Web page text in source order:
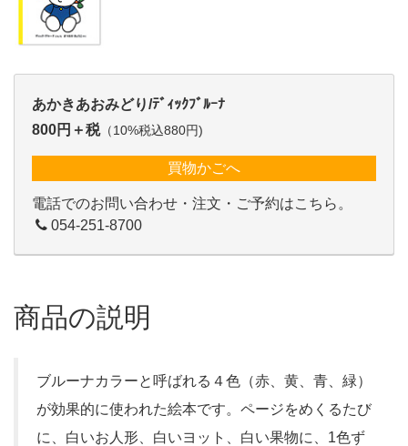
あかきあおみどり/ﾃﾞｨｯｸﾌﾞﾙｰﾅ
800円＋税（10%税込880円)
買物かごへ
電話でのお問い合わせ・注文・ご予約はこちら。
054-251-8700
商品の説明
ブルーナカラーと呼ばれる４色（赤、黄、青、緑）
が効果的に使われた絵本です。ページをめくるたび
に、白いお人形、白いヨット、白い果物に、1色ず